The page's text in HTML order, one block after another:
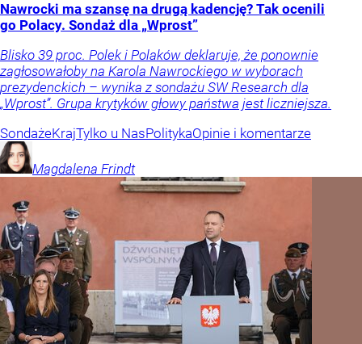
Nawrocki ma szansę na drugą kadencję? Tak ocenili
go Polacy. Sondaż dla „Wprost”
Blisko 39 proc. Polek i Polaków deklaruje, że ponownie
zagłosowałoby na Karola Nawrockiego w wyborach
prezydenckich – wynika z sondażu SW Research dla
„Wprost”. Grupa krytyków głowy państwa jest liczniejsza.
SondażeKrajTylko u NasPolitykaOpinie i komentarze
Magdalena Frindt